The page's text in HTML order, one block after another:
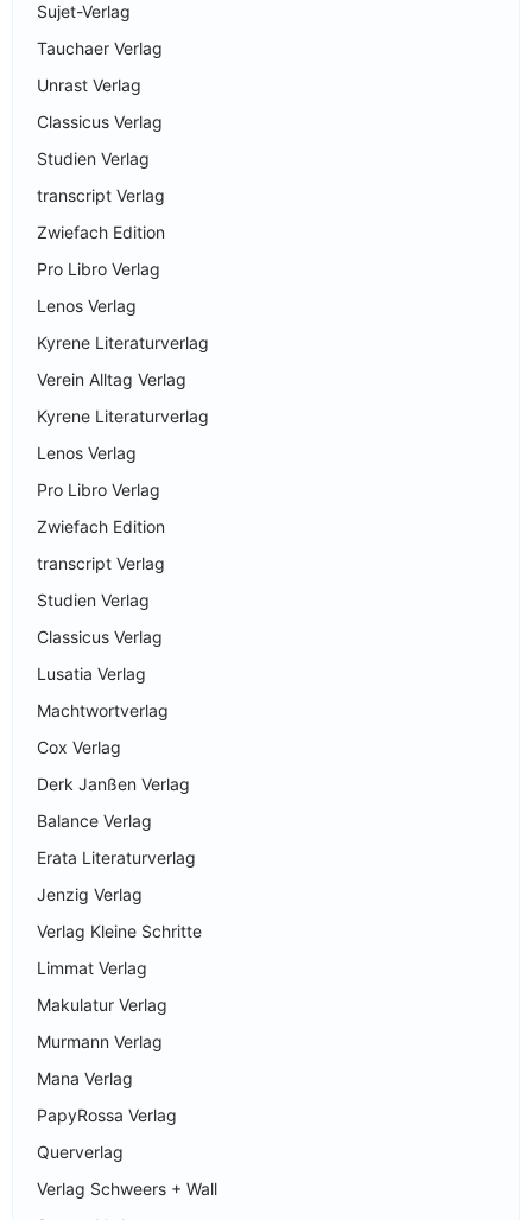
Sujet-Verlag
Tauchaer Verlag
Unrast Verlag
Classicus Verlag
Studien Verlag
transcript Verlag
Zwiefach Edition
Pro Libro Verlag
Lenos Verlag
Kyrene Literaturverlag
Verein Alltag Verlag
Kyrene Literaturverlag
Lenos Verlag
Pro Libro Verlag
Zwiefach Edition
transcript Verlag
Studien Verlag
Classicus Verlag
Lusatia Verlag
Machtwortverlag
Cox Verlag
Derk Janßen Verlag
Balance Verlag
Erata Literaturverlag
Jenzig Verlag
Verlag Kleine Schritte
Limmat Verlag
Makulatur Verlag
Murmann Verlag
Mana Verlag
PapyRossa Verlag
Querverlag
Verlag Schweers + Wall